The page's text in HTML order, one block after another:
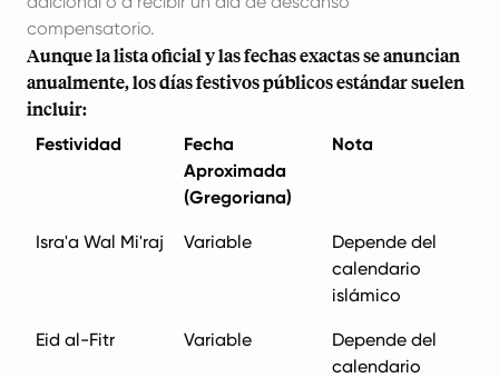
compensatorio.
Aunque la lista oficial y las fechas exactas se anuncian
anualmente, los días festivos públicos estándar suelen
incluir:
Festividad
Fecha
Aproximada
(Gregoriana)
Nota
Isra'a Wal Mi'raj Variable
Depende del
calendario
islámico
Eid al-Fitr Variable
Depende del
calendario